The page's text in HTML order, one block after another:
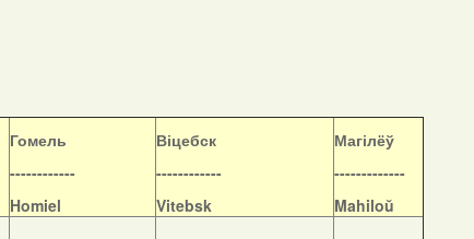
Гомель
------------
Homiel
Віцебск
------------
Vitebsk
Магілёў
-------------
Mahiloŭ